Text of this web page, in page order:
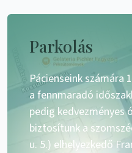
Parkolás
Pácienseink számára
a fennmaradó
pedig kedvezményes
biztosítunk a
u. 5.) elhelyezkedő